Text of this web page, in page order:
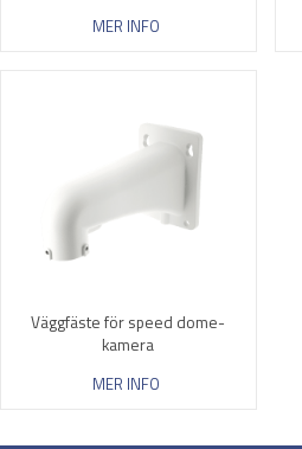
MER INFO
Väggfäste för speed dome-
kamera
MER INFO